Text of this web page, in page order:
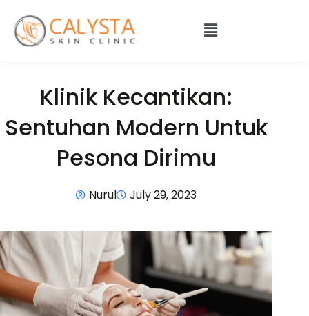
Klinik Kecantikan:
Sentuhan Modern Untuk
Pesona Dirimu
Nurul July 29, 2023